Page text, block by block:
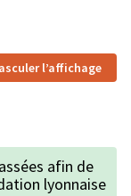
l’affichage
afin de
lyonnaise